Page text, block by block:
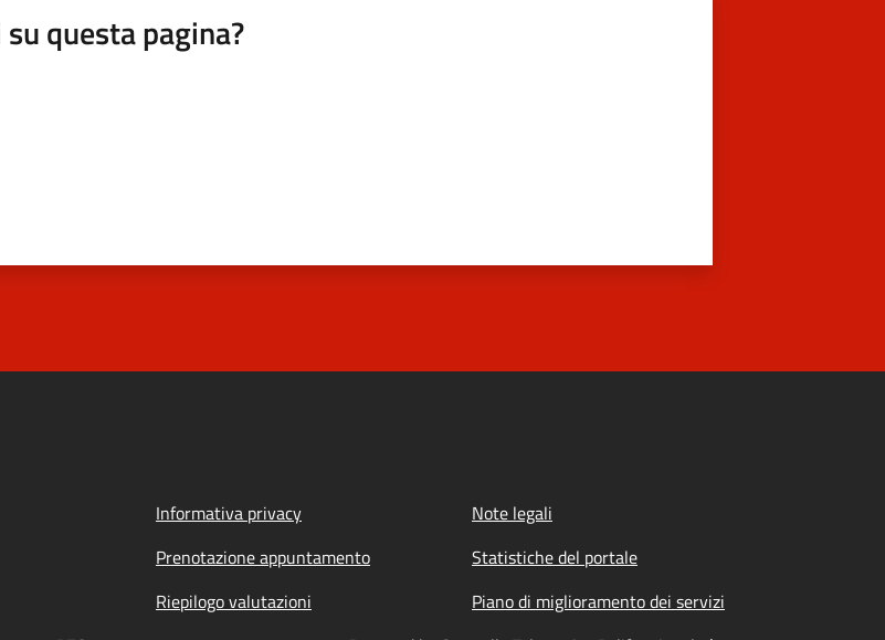
questa pagina?
Informativa privacy
Note legali
Prenotazione appuntamento
Statistiche del portale
Riepilogo valutazioni
Piano di miglioramento dei servizi